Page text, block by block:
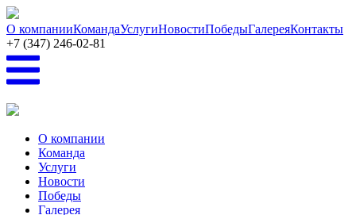
Перейти к основному содержанию
О компанииКомандаУслугиНовостиПобедыГалереяКонтакты
+7 (347) 246-02-81
О компании
Команда
Услуги
Новости
Победы
Галерея